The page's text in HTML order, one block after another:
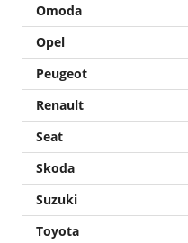
Omoda
Opel
Peugeot
Renault
Seat
Skoda
Suzuki
Toyota